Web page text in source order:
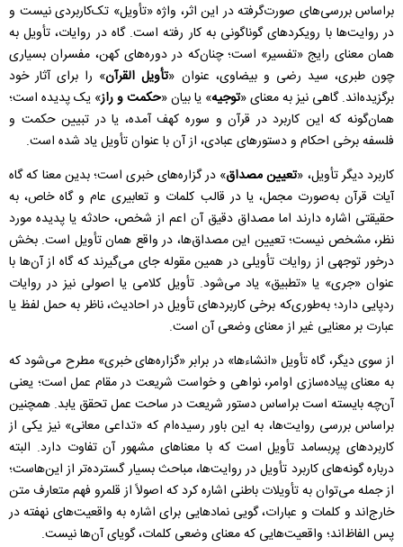
براساس بررسی‌های صورت‌گرفته در این اثر، واژه‌ «تأویل» تک‌کاربردی نیست و
در روایت‌ها با رویکردهای گوناگونی به‌ کار رفته است. گاه در روایات، تأویل به
همان معنای رایج «تفسیر» است؛ چنان‌که در دوره‌های کهن، مفسران بسیاری
چون طبری، سید رضی و بیضاوی، عنوان «تأویل القرآن» را برای آثار خود
برگزیده‌اند. گاهی نیز به معنای «توجیه» یا بیان «حکمت و راز» یک پدیده است؛
همان‌گونه که این کاربرد در قرآن و سوره کهف آمده، یا در تبیین حکمت و
فلسفه‌ برخی احکام و دستورهای عبادی، از آن با عنوان تأویل یاد شده است.
کاربرد دیگر تأویل، «تعیین مصداق» در گزاره‌های خبری است؛ بدین معنا که گاه
آیات قرآن به‌صورت مجمل، یا در قالب کلمات و تعابیری عام و گاه خاص، به
حقیقتی اشاره دارند اما مصداق دقیق آن اعم از شخص، حادثه یا پدیده مورد
نظر، مشخص نیست؛ تعیین این مصداق‌ها، در واقع همان تأویل است. بخش
درخور توجهی از روایات تأویلی در همین مقوله جای می‌گیرند که گاه از آن‌ها با
عنوان «جری» یا «تطبیق» یاد می‌شود. تأویل کلامی یا اصولی نیز در روایات
ردپایی دارد؛ به‌طوری‌که برخی کاربردهای تأویل در احادیث، ناظر به حمل لفظ یا
عبارت بر معنایی غیر از معنای وضعی آن است.
از سوی دیگر، گاه تأویل «انشاءها» در برابر «گزاره‌های خبری» مطرح می‌شود که
به معنای پیاده‌سازی اوامر، نواهی و خواست شریعت در مقام عمل است؛ یعنی
آن‌چه بایسته است براساس دستور شریعت در ساحت عمل تحقق یابد. همچنین
براساس بررسی روایت‌ها، به این باور رسیده‌ام که «تداعی معانی» نیز یکی از
کاربردهای پربسامد تأویل است که با معناهای مشهور آن تفاوت دارد. البته
درباره‌ گونه‌های کاربرد تأویل در روایت‌ها، مباحث بسیار گسترده‌تر از این‌هاست؛
از جمله می‌توان به تأویلات باطنی اشاره کرد که اصولاً از قلمرو فهم متعارف متن
خارج‌اند و کلمات و عبارات، گویی نمادهایی برای اشاره به واقعیت‌های نهفته در
پس الفاظ‌اند؛ واقعیت‌هایی که معنای وضعی کلمات، گویای آن‌ها نیست.